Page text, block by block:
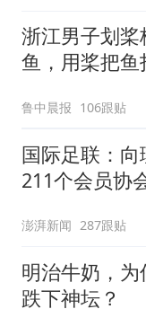
浙江男子划桨
鱼，用桨把鱼
两，做成红烧
味道很好
鲁中晨报 106跟贴
国际足联：向
211个会员协
澎湃新闻 287跟贴
明治牛奶，
跌下神坛？